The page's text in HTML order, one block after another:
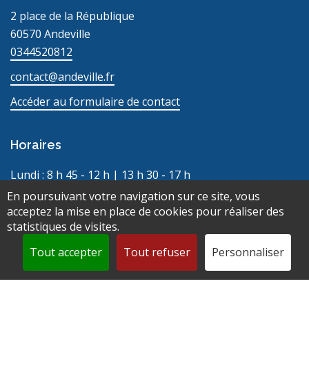
2 place de la République
60570 Andeville
0344520812
contact@andeville.fr
Accéder au formulaire de contact
Horaires
Lundi : 8 h 45 - 12 h | 13 h 30 - 17 h
Mardi : 8 h 45 - 12 h | 13 h 30 - 17 h
Mercredi : 8 h 45 - 12 h | 13 h 30 - 17 h
Jeudi : 8 h 45 - 12 h | 13 h 30 - 17 h
Vendredi : 8 h 45 - 12 h | 13 h 30 - 17 h
Liens utiles
En poursuivant votre navigation sur ce site, vous
acceptez la mise en place de cookies pour réaliser des
statistiques de visites.
Tout accepter
Tout refuser Personnaliser